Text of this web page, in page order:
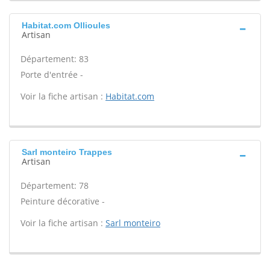
Habitat.com Ollioules
Artisan
Département: 83
Porte d'entrée -
Voir la fiche artisan : Habitat.com
Sarl monteiro Trappes
Artisan
Département: 78
Peinture décorative -
Voir la fiche artisan : Sarl monteiro